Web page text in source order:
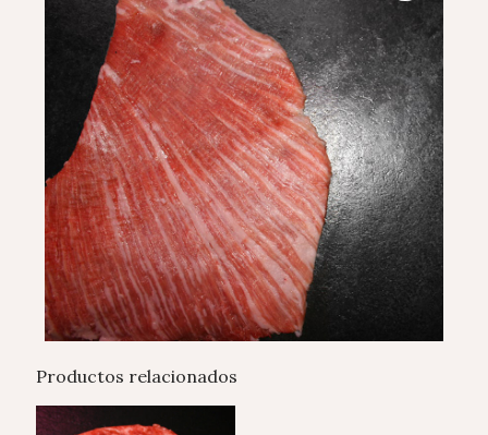
Productos relacionados